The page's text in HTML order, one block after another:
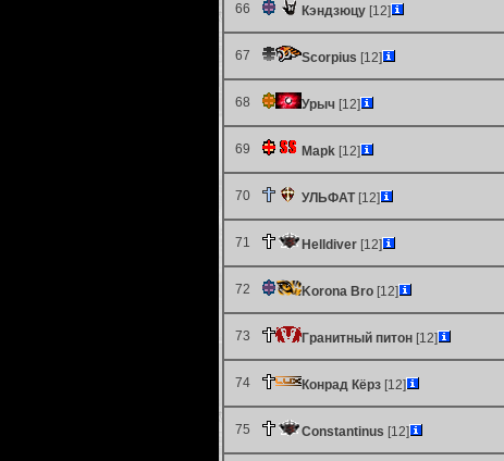
66 Кэндзюцу [12]
67 Scorpius [12]
68 Урыч [12]
69 Mapk [12]
70 УЛЬФАТ[12]
71 Helldiver [12]
72 Korona Bro [12]
73 Гранитный питон [12]
74 Конрад Кёрз [12]
75 Constantinus [12]